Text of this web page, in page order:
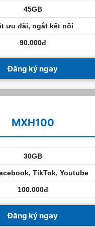
45GB
ưu đãi, ngắt kết nối
90.000đ
Đăng ký ngay
MXH100
30GB
TikTok, Youtube
100.000đ
Đăng ký ngay